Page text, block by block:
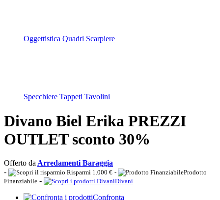
Oggettistica Quadri Scarpiere
Specchiere Tappeti Tavolini
Divano Biel Erika PREZZI
OUTLET sconto 30%
Offerto da Arredamenti Baraggia
-
Risparmi 1.000 € -
Prodotto
Finanziabile - Divani
Confronta